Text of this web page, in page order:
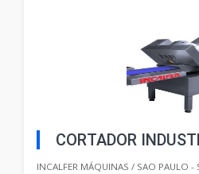
CORTADOR
INCALFER MÁQUINAS / SAO PAULO -